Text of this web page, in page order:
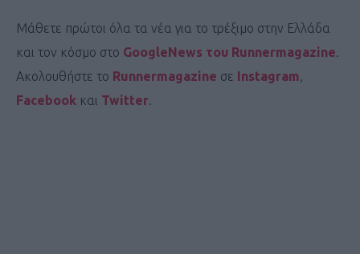
Μάθετε πρώτοι όλα τα νέα για το τρέξιμο στην Ελλάδα
και τον κόσμο στο GoogleNews του Runnermagazine.
Ακολουθήστε το Runnermagazine σε Instagram,
Facebook και Twitter.